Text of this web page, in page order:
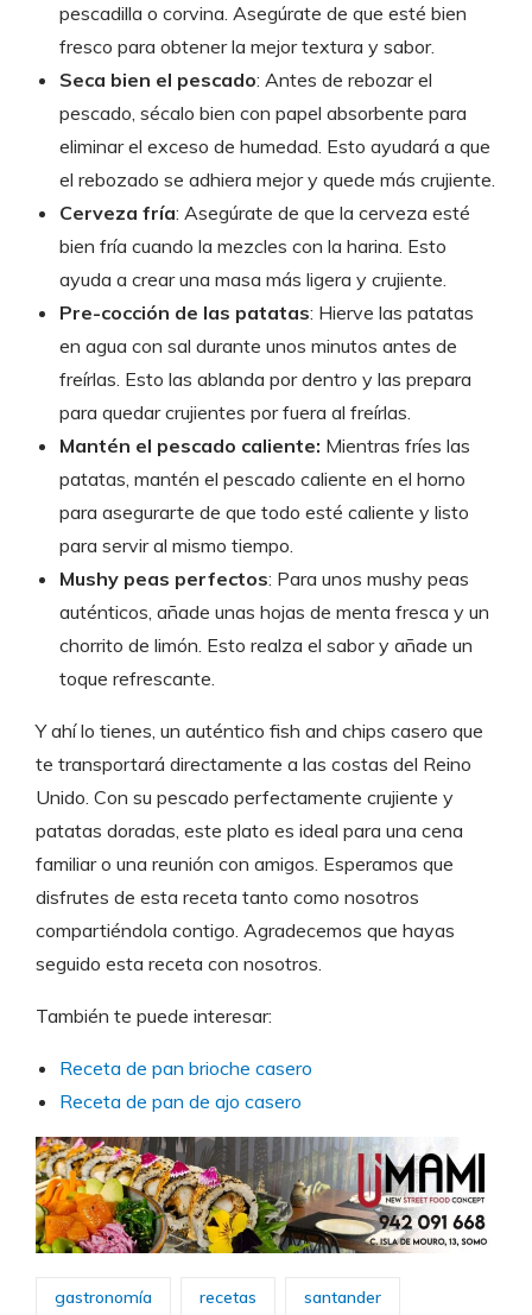
pescadilla o corvina. Asegúrate de que esté bien
fresco para obtener la mejor textura y sabor.
Seca bien el pescado: Antes de rebozar el
pescado, sécalo bien con papel absorbente para
eliminar el exceso de humedad. Esto ayudará a que
el rebozado se adhiera mejor y quede más crujiente.
Cerveza fría: Asegúrate de que la cerveza esté
bien fría cuando la mezcles con la harina. Esto
ayuda a crear una masa más ligera y crujiente.
Pre-cocción de las patatas: Hierve las patatas
en agua con sal durante unos minutos antes de
freírlas. Esto las ablanda por dentro y las prepara
para quedar crujientes por fuera al freírlas.
Mantén el pescado caliente: Mientras fríes las
patatas, mantén el pescado caliente en el horno
para asegurarte de que todo esté caliente y listo
para servir al mismo tiempo.
Mushy peas perfectos: Para unos mushy peas
auténticos, añade unas hojas de menta fresca y un
chorrito de limón. Esto realza el sabor y añade un
toque refrescante.
Y ahí lo tienes, un auténtico fish and chips casero que
te transportará directamente a las costas del Reino
Unido. Con su pescado perfectamente crujiente y
patatas doradas, este plato es ideal para una cena
familiar o una reunión con amigos. Esperamos que
disfrutes de esta receta tanto como nosotros
compartiéndola contigo. Agradecemos que hayas
seguido esta receta con nosotros.
También te puede interesar:
Receta de pan brioche casero
Receta de pan de ajo casero
gastronomía recetas santander